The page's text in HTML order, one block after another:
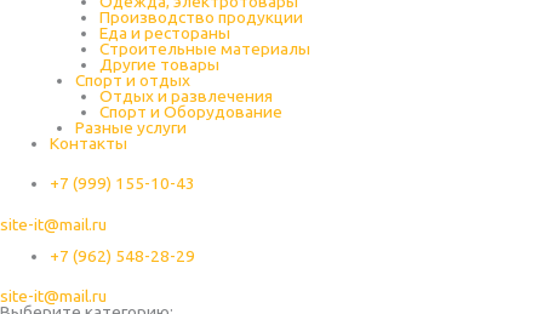
Производство продукции
Еда и рестораны
Строительные материалы
Другие товары
Спорт и отдых
Отдых и развлечения
Спорт и Оборудование
Разные услуги
Контакты
+7 (999) 155-10-43
site-it@mail.ru
+7 (962) 548-28-29
site-it@mail.ru